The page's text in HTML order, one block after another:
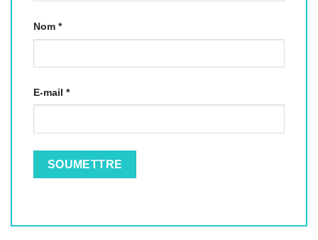
Nom *
E-mail *